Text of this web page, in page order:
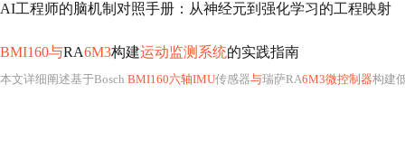
AI工程师的脑机制对照手册：从神经元到强化学习的工程映射
BMI160与RA6M3构建运动监测系统的实践指南
本文详细阐述基于Bosch BMI160六轴IMU传感器与瑞萨RA6M3微控制器构建